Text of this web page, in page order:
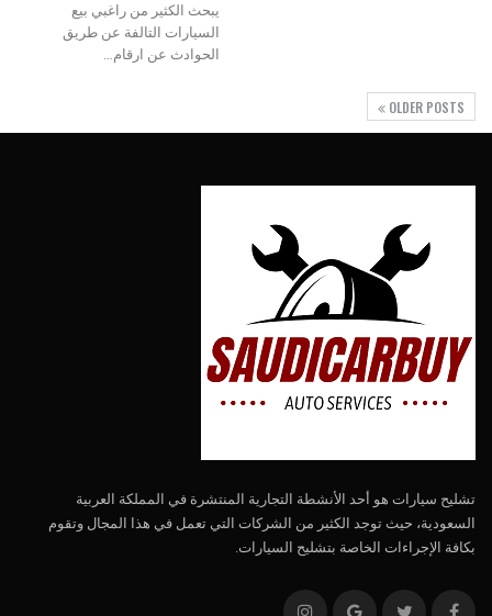
يبحث الكثير من راغبي بيع
السيارات التالفة عن طريق
الحوادث عن ارقام…
OLDER POSTS
تشليح سيارات هو أحد الأنشطة التجارية المنتشرة في المملكة العربية
السعودية، حيث توجد الكثير من الشركات التي تعمل في هذا المجال وتقوم
بكافة الإجراءات الخاصة بتشليح السيارات.